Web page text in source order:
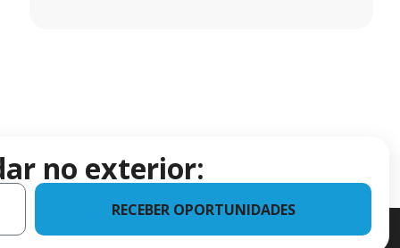
no exterior:
RECEBER OPORTUNIDADES